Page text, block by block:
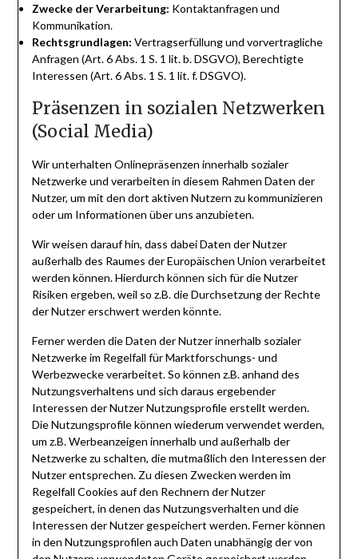
Zwecke der Verarbeitung: Kontaktanfragen und
Kommunikation.
Rechtsgrundlagen: Vertragserfüllung und vorvertragliche
Anfragen (Art. 6 Abs. 1 S. 1 lit. b. DSGVO), Berechtigte
Interessen (Art. 6 Abs. 1 S. 1 lit. f. DSGVO).
Präsenzen in sozialen Netzwerken
(Social Media)
Wir unterhalten Onlinepräsenzen innerhalb sozialer
Netzwerke und verarbeiten in diesem Rahmen Daten der
Nutzer, um mit den dort aktiven Nutzern zu kommunizieren
oder um Informationen über uns anzubieten.
Wir weisen darauf hin, dass dabei Daten der Nutzer
außerhalb des Raumes der Europäischen Union verarbeitet
werden können. Hierdurch können sich für die Nutzer
Risiken ergeben, weil so z.B. die Durchsetzung der Rechte
der Nutzer erschwert werden könnte.
Ferner werden die Daten der Nutzer innerhalb sozialer
Netzwerke im Regelfall für Marktforschungs- und
Werbezwecke verarbeitet. So können z.B. anhand des
Nutzungsverhaltens und sich daraus ergebender
Interessen der Nutzer Nutzungsprofile erstellt werden.
Die Nutzungsprofile können wiederum verwendet werden,
um z.B. Werbeanzeigen innerhalb und außerhalb der
Netzwerke zu schalten, die mutmaßlich den Interessen der
Nutzer entsprechen. Zu diesen Zwecken werden im
Regelfall Cookies auf den Rechnern der Nutzer
gespeichert, in denen das Nutzungsverhalten und die
Interessen der Nutzer gespeichert werden. Ferner können
in den Nutzungsprofilen auch Daten unabhängig der von